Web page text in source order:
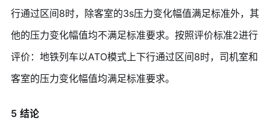
行通过区间8时，除客室的3s压力变化幅值满足标准外，其
他的压力变化幅值均不满足标准要求。按照评价标准2进行
评价：地铁列车以ATO模式上下行通过区间8时，司机室和
客室的压力变化幅值均满足标准要求。
5 结论